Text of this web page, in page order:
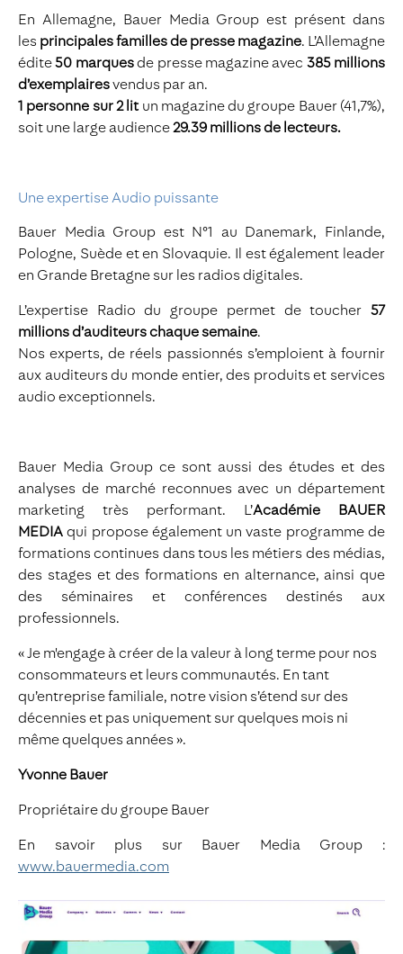
En Allemagne, Bauer Media Group est présent dans
les principales familles de presse magazine. L’Allemagne
édite50 marquesde presse magazine avec 385 millions
d’exemplairesvendus par an.
1 personne sur 2 lit un magazine du groupe Bauer (41,7%),
soit une large audience29.39 millions de lecteurs.
Une expertise Audio puissante
Bauer Media Group est N°1 au Danemark, Finlande,
Pologne, Suède et en Slovaquie. Il est également leader
en Grande Bretagne sur les radios digitales.
L’expertise Radio du groupe permet de toucher 57
millions d’auditeurs chaque semaine.
Nos experts, de réels passionnés s’emploient à fournir
aux auditeurs du monde entier, des produits et services
audio exceptionnels.
Bauer Media Group ce sont aussi des études et des
analyses de marché reconnues avec un département
marketing très performant. L’Académie BAUER
MEDIA qui propose également un vaste programme de
formations continues dans tous les métiers des médias,
des stages et des formations en alternance, ainsi que
des séminaires et conférences destinés aux
professionnels.
« Je m'engage à créer de la valeur à long terme pour nos
consommateurs et leurs communautés. En tant
qu’entreprise familiale, notre vision s’étend sur des
décennies et pas uniquement sur quelques mois ni
même quelques années ».
Yvonne Bauer
Propriétaire du groupe Bauer
En savoir plus sur Bauer Media Group :
www.bauermedia.com